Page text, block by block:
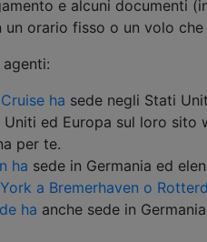
e alcuni documenti
un orario fisso o un volo
ha sede negli Stati
ed Europa sul loro sito
per te.
ha sede in Germania ed
a Bremerhaven o
ha anche sede in